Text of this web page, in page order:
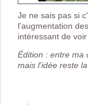
Je ne sais pas si
l'augmentation
intéressant de
Édition : entre ma
mais l'idée reste la